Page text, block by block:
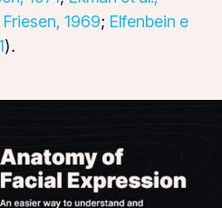
1969; Elfenbein e
).